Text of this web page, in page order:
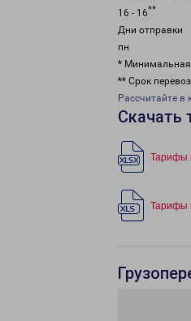
16 - 16**
Дни отправки
пн
* Минимальная
** Срок
Рассчитайте в
Скачать
Тарифы
Тарифы